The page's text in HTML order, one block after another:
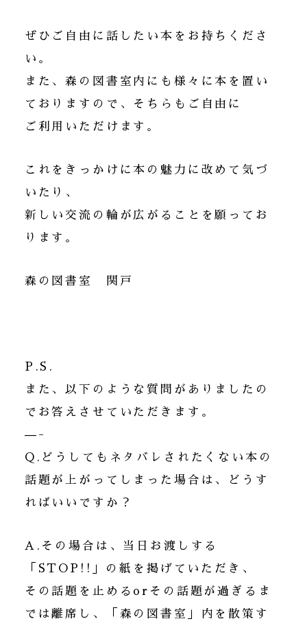
ぜひご自由に話したい本をお持ちくださ
い。
また、森の図書室内にも様々に本を置い
ておりますので、そちらもご自由に
ご利用いただけます。
これをきっかけに本の魅力に改めて気づ
いたり、
新しい交流の輪が広がることを願ってお
ります。
森の図書室 関戸
P.S.
また、以下のような質問がありましたの
でお答えさせていただきます。
—-
Q.どうしてもネタバレされたくない本の
話題が上がってしまった場合は、どうす
ればいいですか？
A.その場合は、当日お渡しする
「STOP!!」の紙を掲げていただき、
その話題を止めるorその話題が過ぎるま
では離席し、「森の図書室」内を散策す